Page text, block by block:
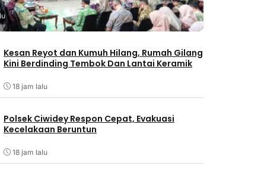
Kesan Reyot dan Kumuh Hilang, Rumah Gilang
Kini Berdinding Tembok Dan Lantai Keramik
18 jam lalu
Polsek Ciwidey Respon Cepat, Evakuasi
Kecelakaan Beruntun
18 jam lalu